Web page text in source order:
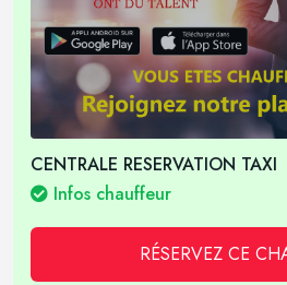
CENTRALE RESERVATION TAXI
Infos chauffeur
RÉSERVEZ CE